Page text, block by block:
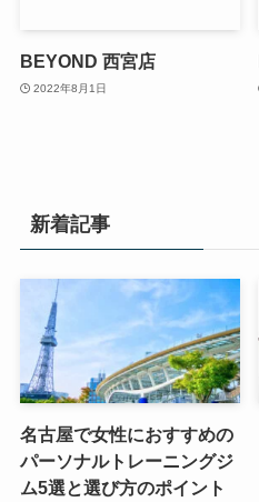
BEYOND 西宮店
2022年8月1日
新着記事
名古屋で女性におすすめの
パーソナルトレーニングジ
ム5選と選び方のポイント